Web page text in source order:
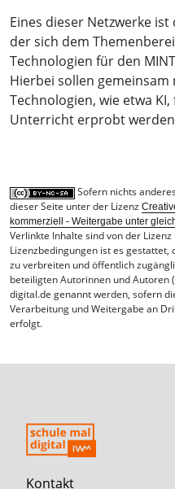
Eines dieser Netzwerke
der sich dem
Technologien für den
Hierbei sollen
Technologien, wie etwa
Unterricht erprobt
Sofern nichts
dieser Seite unter der Lizenz
kommerziell - Weitergabe unter
Verlinkte Inhalte sind von der
Lizenzbedingungen ist es
zu verbreiten und öffentlich
beteiligten Autorinnen und Autoren
digital.de genannt werden, sofern
Verarbeitung und Weitergabe an
erfolgt.
Kontakt